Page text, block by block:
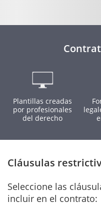
Plantillas creadas
por profesionales
del derecho
Cláusulas
Seleccione las
incluir en el contrato: